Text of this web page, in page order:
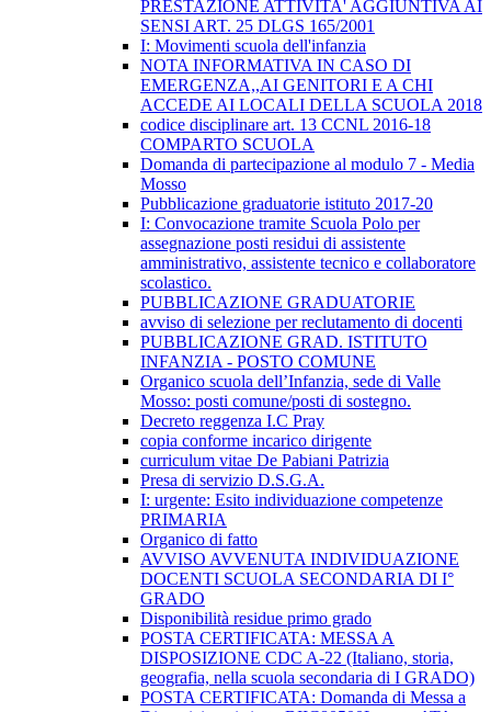
PRESTAZIONE ATTIVITA' AGGIUNTIVA AI
SENSI ART. 25 DLGS 165/2001
I: Movimenti scuola dell'infanzia
NOTA INFORMATIVA IN CASO DI
EMERGENZA,,AI GENITORI E A CHI
ACCEDE AI LOCALI DELLA SCUOLA 2018
codice disciplinare art. 13 CCNL 2016-18
COMPARTO SCUOLA
Domanda di partecipazione al modulo 7 - Media
Mosso
Pubblicazione graduatorie istituto 2017-20
I: Convocazione tramite Scuola Polo per
assegnazione posti residui di assistente
amministrativo, assistente tecnico e collaboratore
scolastico.
PUBBLICAZIONE GRADUATORIE
avviso di selezione per reclutamento di docenti
PUBBLICAZIONE GRAD. ISTITUTO
INFANZIA - POSTO COMUNE
Organico scuola dell’Infanzia, sede di Valle
Mosso: posti comune/posti di sostegno.
Decreto reggenza I.C Pray
copia conforme incarico dirigente
curriculum vitae De Pabiani Patrizia
Presa di servizio D.S.G.A.
I: urgente: Esito individuazione competenze
PRIMARIA
Organico di fatto
AVVISO AVVENUTA INDIVIDUAZIONE
DOCENTI SCUOLA SECONDARIA DI I°
GRADO
Disponibilità residue primo grado
POSTA CERTIFICATA: MESSA A
DISPOSIZIONE CDC A-22 (Italiano, storia,
geografia, nella scuola secondaria di I GRADO)
POSTA CERTIFICATA: Domanda di Messa a